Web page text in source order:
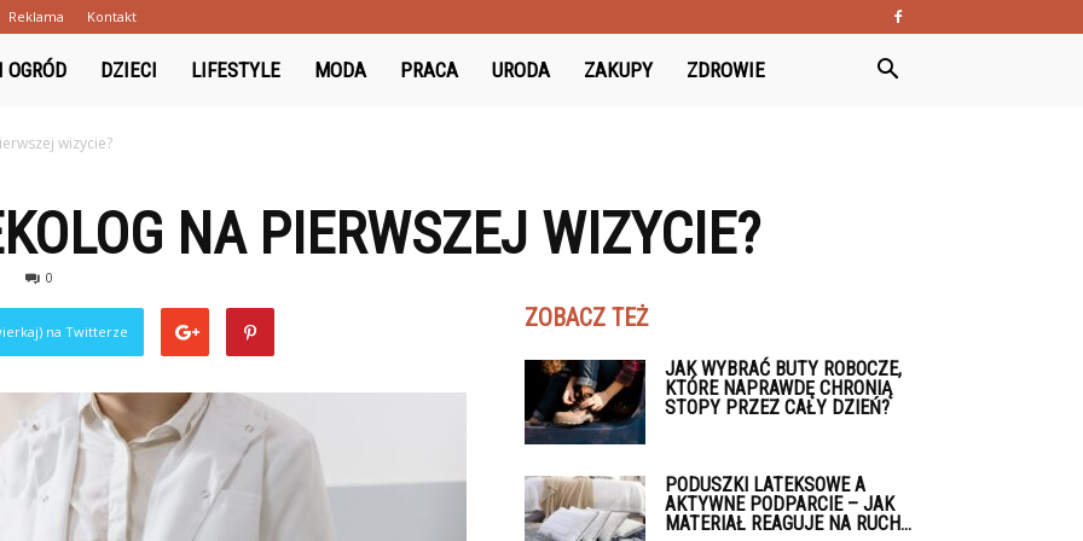
Reklama Kontakt
OGRÓD DZIECI LIFESTYLE MODA PRACA URODA ZAKUPY ZDROWIE
wizycie?
NA PIERWSZEJ WIZYCIE?
0
na Twitterze ZOBACZ TEŻ
JAK WYBRAĆ BUTY ROBOCZE,
KTÓRE NAPRAWDĘ CHRONIĄ
STOPY PRZEZ CAŁY DZIEŃ?
PODUSZKI LATEKSOWE A
AKTYWNE PODPARCIE – JAK
MATERIAŁ REAGUJE NA RUCH...